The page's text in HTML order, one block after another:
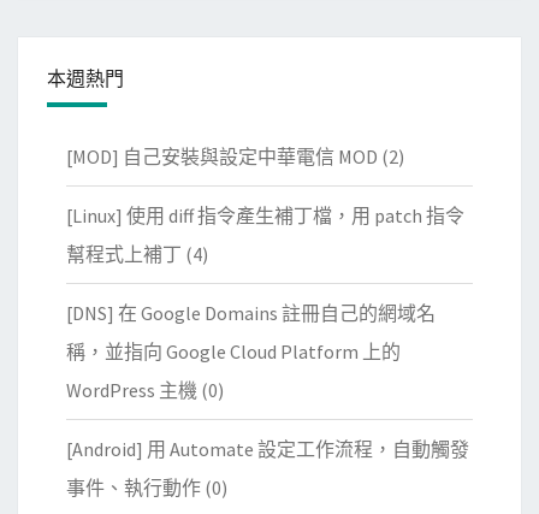
本週熱門
[MOD] 自己安裝與設定中華電信 MOD (2)
[Linux] 使用 diff 指令產生補丁檔，用 patch 指令
幫程式上補丁 (4)
[DNS] 在 Google Domains 註冊自己的網域名
稱，並指向 Google Cloud Platform 上的
WordPress 主機 (0)
[Android] 用 Automate 設定工作流程，自動觸發
事件、執行動作 (0)